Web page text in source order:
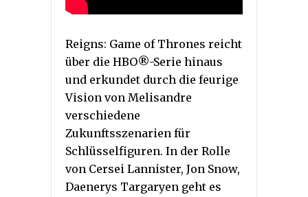
Reigns: Game of Thrones reicht
über die HBO®-Serie hinaus
und erkundet durch die feurige
Vision von Melisandre
verschiedene
Zukunftsszenarien für
Schlüsselfiguren. In der Rolle
von Cersei Lannister, Jon Snow,
Daenerys Targaryen geht es